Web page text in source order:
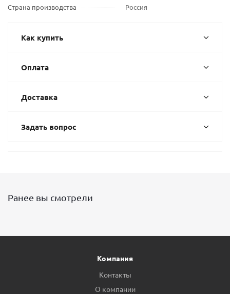
Страна производства
Россия
Как купить
Оплата
Доставка
Задать вопрос
Ранее вы смотрели
Компания
Контакты
О компании